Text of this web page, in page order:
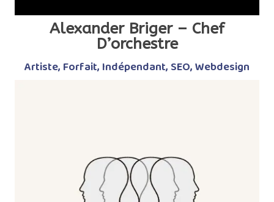
Alexander Briger – Chef
D’orchestre
Artiste, Forfait, Indépendant, SEO,Webdesign